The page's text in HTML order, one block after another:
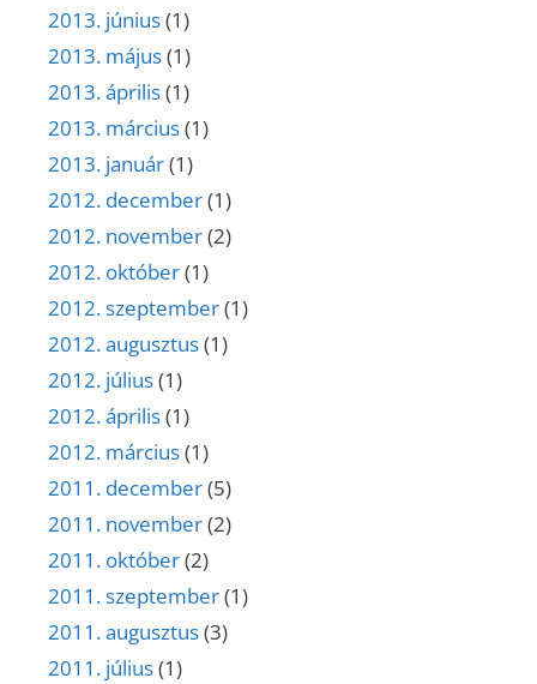
2013. június(1)
2013. május(1)
2013. április(1)
2013. március(1)
2013. január(1)
2012. december(1)
2012. november(2)
2012. október(1)
2012. szeptember(1)
2012. augusztus(1)
2012. július(1)
2012. április(1)
2012. március(1)
2011. december(5)
2011. november(2)
2011. október(2)
2011. szeptember(1)
2011. augusztus(3)
2011. július(1)